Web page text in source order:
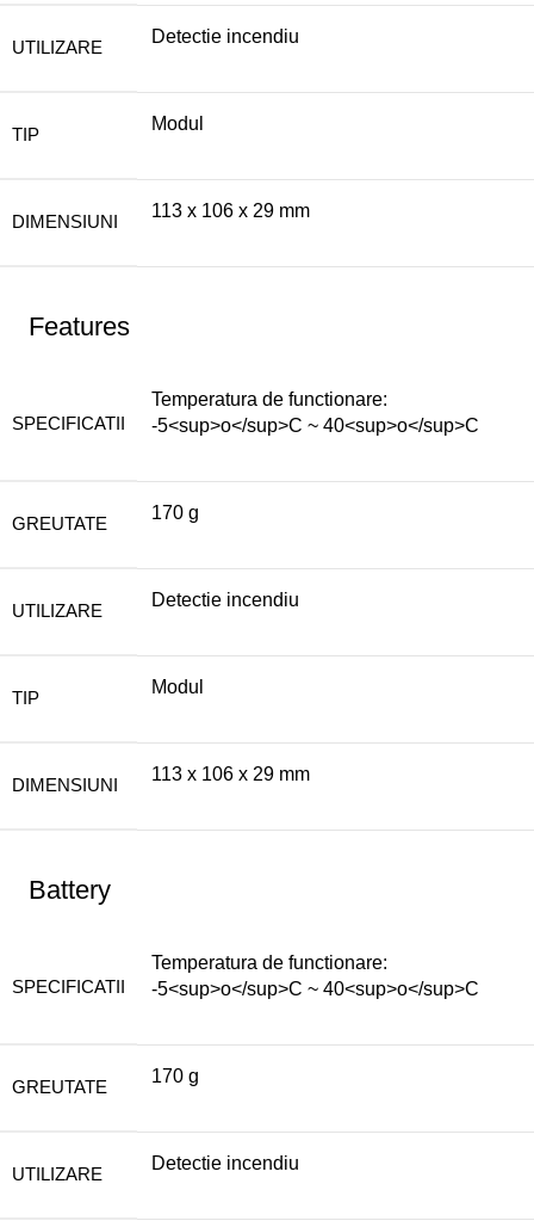
UTILIZARE
Detectie incendiu
TIP
Modul
DIMENSIUNI
113 x 106 x 29 mm
Features
SPECIFICATII
Temperatura de functionare:
-5<sup>o</sup>C ~ 40<sup>o</sup>C
GREUTATE
170 g
UTILIZARE
Detectie incendiu
TIP
Modul
DIMENSIUNI
113 x 106 x 29 mm
Battery
SPECIFICATII
Temperatura de functionare:
-5<sup>o</sup>C ~ 40<sup>o</sup>C
GREUTATE
170 g
UTILIZARE
Detectie incendiu